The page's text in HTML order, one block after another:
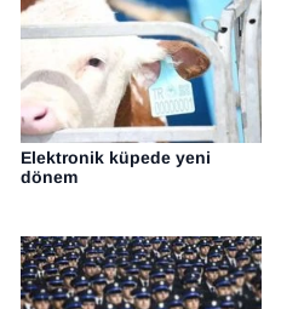
Elektronik küpede yeni
dönem